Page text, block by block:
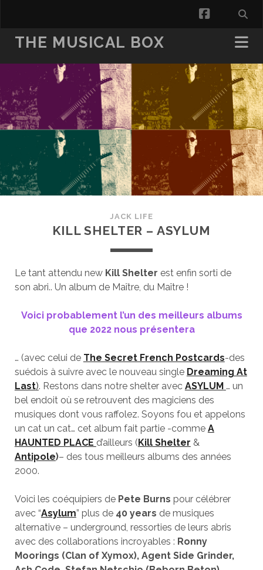
facebook
THE MUSICAL BOX
JACK LIFE
KILL SHELTER – ASYLUM
Le tant attendu new Kill Shelter est enfin sorti de
son abri.. Un album de Maître, du Maître !
Voici probablement l’un des meilleurs albums
que 2022 nous présentera
… (avec celui de The Secret French Postcards-des
suédois à suivre avec le nouveau single Dreaming At
Last). Restons dans notre shelter avec ASYLUM … un
bel endoit où se retrouvent des magiciens des
musiques dont vous raffolez. Soyons fou et appelons
un cat un cat… cet album fait partie -comme A
HAUNTED PLACE d’ailleurs (Kill Shelter &
Antipole)– des tous meilleurs albums des années
2000.
Voici les coéquipiers de Pete Burns pour célébrer
avec “Asylum” plus de 40 years de musiques
alternative – underground, ressorties de leurs abris
avec des collaborations incroyables : Ronny
Moorings (Clan of Xymox), Agent Side Grinder,